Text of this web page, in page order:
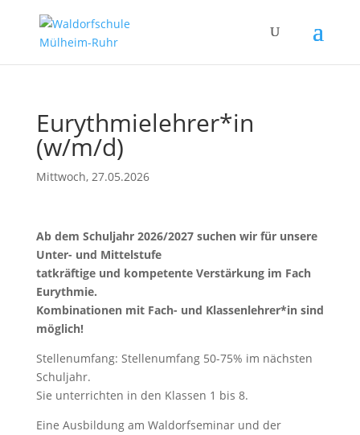
Eurythmielehrer*in
(w/m/d)
Mittwoch, 27.05.2026
Ab dem Schuljahr 2026/2027 suchen wir für unsere
Unter- und Mittelstufe
tatkräftige und kompetente Verstärkung im Fach
Eurythmie.
Kombinationen mit Fach- und Klassenlehrer*in sind
möglich!
Stellenumfang: Stellenumfang 50-75% im nächsten
Schuljahr.
Sie unterrichten in den Klassen 1 bis 8.
Eine Ausbildung am Waldorfseminar und der